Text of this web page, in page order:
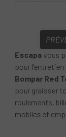
Escapa vous
pour
Bompar Red
pour graisser
roulements,
mobiles et